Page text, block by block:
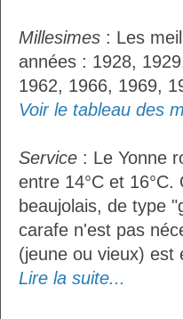
Millesimes : Les
années : 1928,
1962, 1966, 1969,
Voir le tableau des
Service : Le Yonne
entre 14°C et
beaujolais, de type
carafe n'est pas
(jeune ou vieux) est
Lire la suite...